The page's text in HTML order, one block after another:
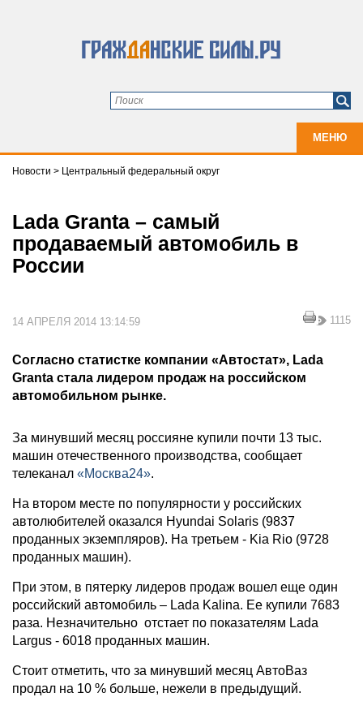
МЕНЮ
Новости > Центральный федеральный округ
Lada Granta – самый
продаваемый автомобиль в
России
14 АПРЕЛЯ 2014 13:14:59 1115
Согласно статистке компании «Автостат», Lada
Granta стала лидером продаж на российском
автомобильном рынке.
За минувший месяц россияне купили почти 13 тыс.
машин отечественного производства, сообщает
телеканал «Москва24».
На втором месте по популярности у российских
автолюбителей оказался Hyundai Solaris (9837
проданных экземпляров). На третьем - Kia Rio (9728
проданных машин).
При этом, в пятерку лидеров продаж вошел еще один
российский автомобиль – Lada Kalina. Ее купили 7683
раза. Незначительно отстает по показателям Lada
Largus - 6018 проданных машин.
Стоит отметить, что за минувший месяц АвтоВаз
продал на 10 % больше, нежели в предыдущий.